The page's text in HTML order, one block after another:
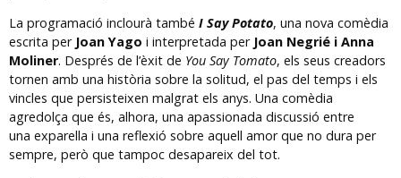
La programació inclourà també I Say Potato, una nova comèdia
escrita per Joan Yago i interpretada per Joan Negrié i Anna
Moliner. Després de l’èxit de You Say Tomato, els seus creadors
tornen amb una història sobre la solitud, el pas del temps i els
vincles que persisteixen malgrat els anys. Una comèdia
agredolça que és, alhora, una apassionada discussió entre
una exparella i una reflexió sobre aquell amor que no dura per
sempre, però que tampoc desapareix del tot.